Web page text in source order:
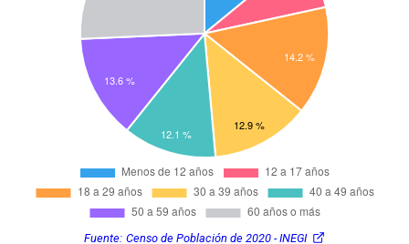
Fuente: Censo de Población de 2020 - INEGI